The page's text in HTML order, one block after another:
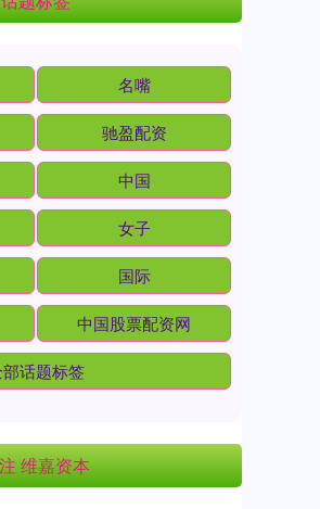
名嘴
驰盈配资
中国
女子
国际
中国股票配资网
话题标签
维嘉资本